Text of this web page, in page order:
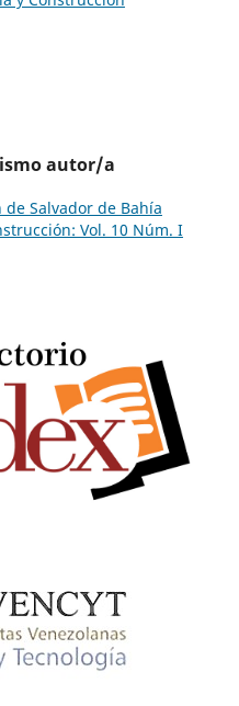
autor/a
de Salvador de Bahía
Vol. 10 Núm. I